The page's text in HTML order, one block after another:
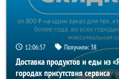
12:06:56 Получили: 38
Доставка продуктов и еды из
городах присутствия сервиса